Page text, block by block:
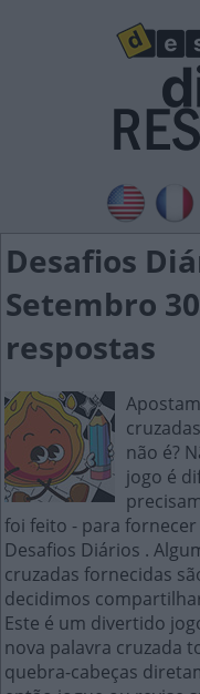
Desafios
Setembro
respostas
não é?
jogo é
foi feito - para
Desafios Diários .
cruzadas fornecidas
decidimos
Este é um divertido
nova palavra cruzada
quebra-cabeças